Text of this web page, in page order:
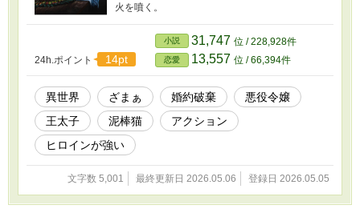
火を噴く。
24h.ポイント 14pt
小説 31,747 位 / 228,928件
恋愛 13,557 位 / 66,394件
異世界 ざまぁ 婚約破棄
悪役令嬢
王太子
泥棒猫
アクション
ヒロインが強い
文字数 5,001 最終更新日 2026.05.06 登録日 2026.05.05